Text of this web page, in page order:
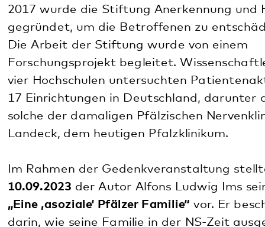
Ansprechperson
Rita Becker Scharwatz
Geschäftsführendes Mitglied Ausschuss für
Koordinatorin Gedenkarbeit
Gwendolyn Rothhaß